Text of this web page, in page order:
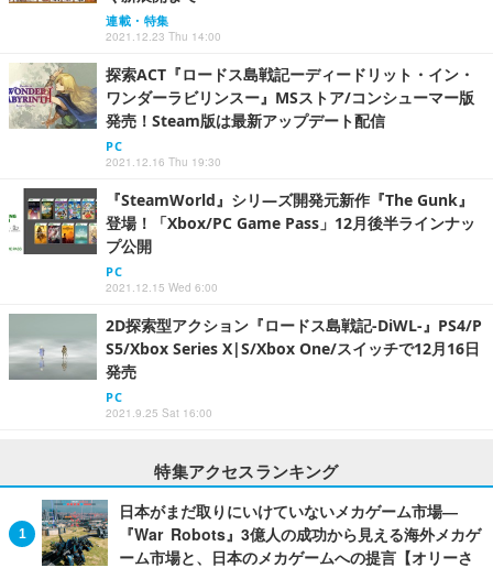
連載・特集
2021.12.23 Thu 14:00
探索ACT『ロードス島戦記ーディードリット・イン・
ワンダーラビリンスー』MSストア/コンシューマー版
発売！Steam版は最新アップデート配信
PC
2021.12.16 Thu 19:30
『SteamWorld』シリ―ズ開発元新作『The Gunk』
登場！「Xbox/PC Game Pass」12月後半ラインナッ
プ公開
PC
2021.12.15 Wed 6:00
2D探索型アクション『ロードス島戦記-DiWL-』PS4/P
S5/Xbox Series X|S/Xbox One/スイッチで12月16日
発売
PC
2021.9.25 Sat 16:00
特集アクセスランキング
日本がまだ取りにいけていないメカゲーム市場―
『War Robots』3億人の成功から見える海外メカゲ
ーム市場と、日本のメカゲームへの提言【オリーさ